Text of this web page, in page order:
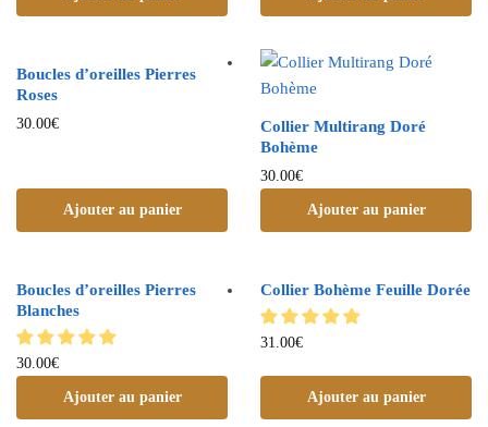
Boucles d’oreilles Pierres
Roses
30.00€
Ajouter au panier
Collier Multirang Doré
Bohème
30.00€
Ajouter au panier
Boucles d’oreilles Pierres
Blanches
30.00€
Ajouter au panier
Collier Bohème Feuille Dorée
31.00€
Ajouter au panier